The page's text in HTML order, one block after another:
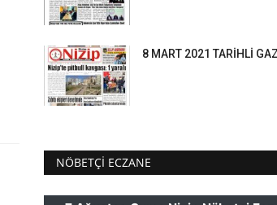
8 MART 2021 TARİHLİ
NÖBETÇI ECZANE